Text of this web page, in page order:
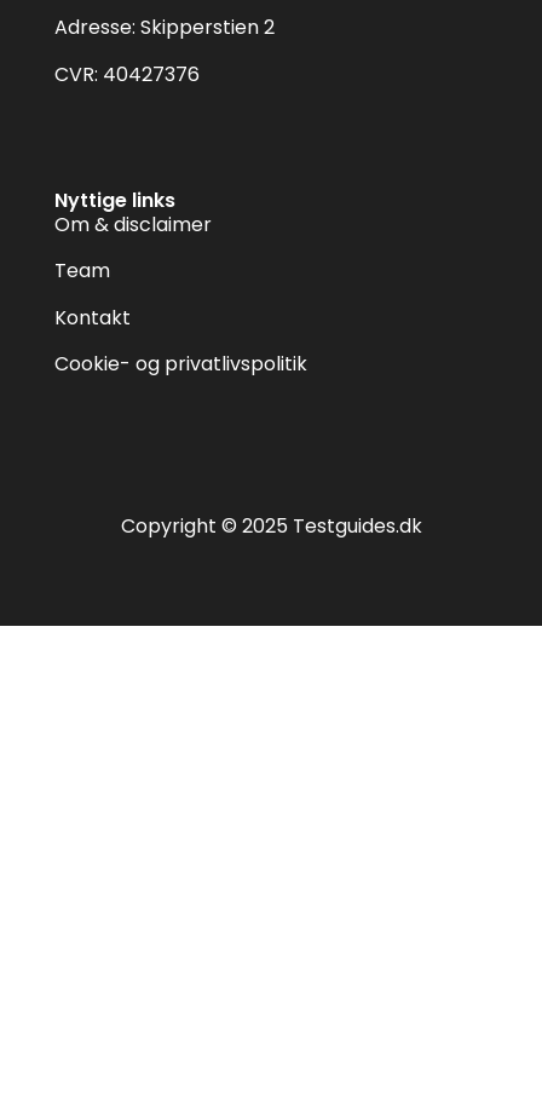
Adresse: Skipperstien 2
CVR: 40427376
Nyttige links
Om & disclaimer
Team
Kontakt
Cookie- og privatlivspolitik
Copyright © 2025 Testguides.dk